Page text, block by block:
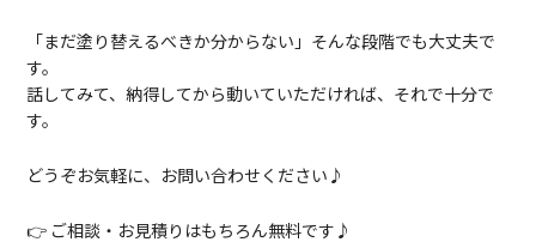
「まだ塗り替えるべきか分からない」そんな段階でも大丈夫で
す。
話してみて、納得してから動いていただければ、それで十分で
す。
どうぞお気軽に、お問い合わせください♪
👉 ご相談・お見積りはもちろん無料です♪